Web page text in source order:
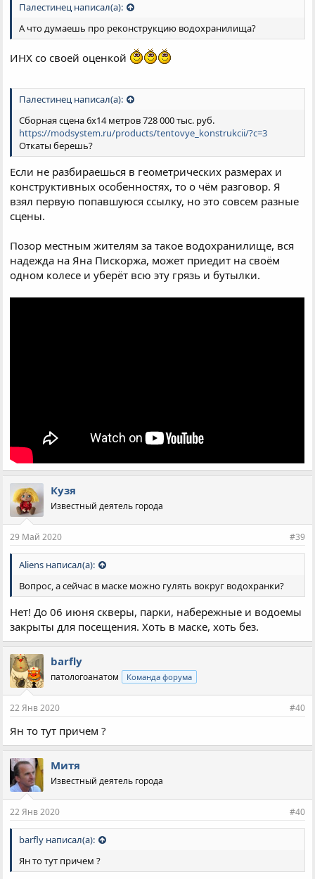
Палестинец написал(а):
А что думаешь про реконструкцию водохранилища?
ИНХ со своей оценкой
Палестинец написал(а):
Сборная сцена 6х14 метров 728 000 тыс. руб.
https://modsystem.ru/products/tentovye_konstrukcii/?c=3
Откаты берешь?
Если не разбираешься в геометрических размерах и
конструктивных особенностях, то о чём разговор. Я
взял первую попавшуюся ссылку, но это совсем разные
сцены.
Позор местным жителям за такое водохранилище, вся
надежда на Яна Пискоржа, может приедит на своём
одном колесе и уберёт всю эту грязь и бутылки.
Кузя
Известный деятель города
29 Май 2020 #39
Aliens написал(а):
Вопрос, а сейчас в маске можно гулять вокруг водохранки?
Нет! До 06 июня скверы, парки, набережные и водоемы
закрыты для посещения. Хоть в маске, хоть без.
barfly
патологоанатом Команда форума
22 Янв 2020 #40
Ян то тут причем ?
Митя
Известный деятель города
22 Янв 2020 #40
barfly написал(а):
Ян то тут причем ?